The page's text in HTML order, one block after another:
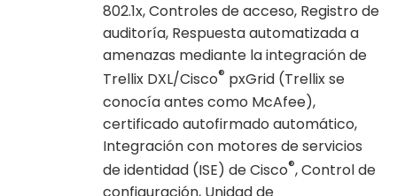
802.1x, Controles de acceso, Registro de
auditoría, Respuesta automatizada a
amenazas mediante la integración de
Trellix DXL/Cisco® pxGrid (Trellix se
conocía antes como McAfee),
certificado autofirmado automático,
Integración con motores de servicios
de identidad (ISE) de Cisco®, Control de